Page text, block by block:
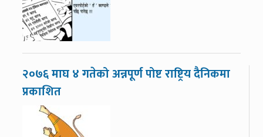
२०७६ माघ ४ गतेको अन्नपूर्ण पोष्ट राष्ट्रिय दैनिकमा
प्रकाशित